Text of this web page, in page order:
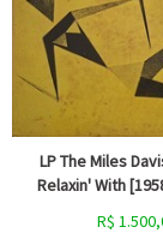
LP The Miles
Relaxin' With
R$